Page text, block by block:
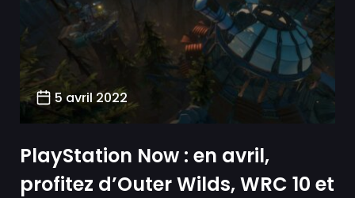
5 avril 2022
PlayStation Now : en avril,
profitez d’Outer Wilds, WRC 10 et